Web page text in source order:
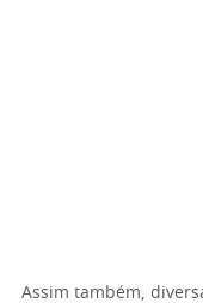
Assim também,